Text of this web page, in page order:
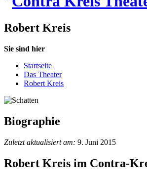
Robert Kreis
Sie sind hier
Startseite
Das Theater
Robert Kreis
Biographie
Zuletzt aktualisiert am: 9. Juni 2015
Robert Kreis im Contra-